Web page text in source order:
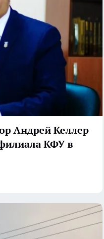
Андрей Келлер
КФУ в